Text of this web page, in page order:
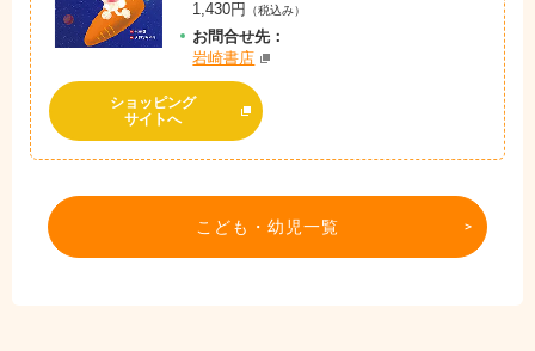
1,430円
（税込み）
お問合せ先：
岩崎書店
ショッピング
サイトへ
こども・幼児一覧